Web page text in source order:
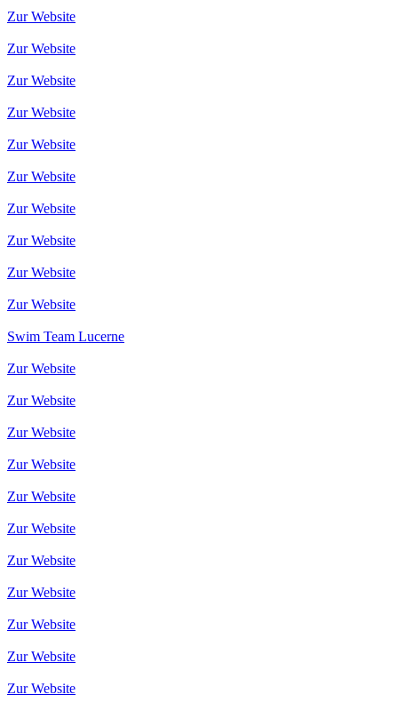
Zur Website
Zur Website
Zur Website
Zur Website
Zur Website
Zur Website
Zur Website
Zur Website
Zur Website
Zur Website
Swim Team Lucerne
Zur Website
Zur Website
Zur Website
Zur Website
Zur Website
Zur Website
Zur Website
Zur Website
Zur Website
Zur Website
Zur Website